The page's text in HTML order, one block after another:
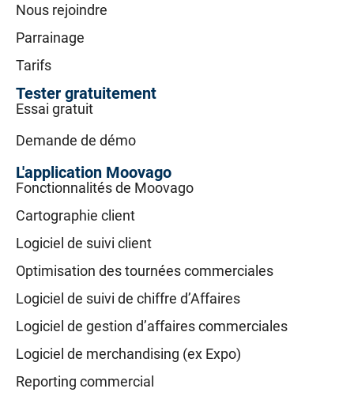
Nous rejoindre
Parrainage
Tarifs
Tester gratuitement
Essai gratuit
Demande de démo
L'application Moovago
Fonctionnalités de Moovago
Cartographie client
Logiciel de suivi client
Optimisation des tournées commerciales
Logiciel de suivi de chiffre d’Affaires
Logiciel de gestion d’affaires commerciales
Logiciel de merchandising (ex Expo)
Reporting commercial